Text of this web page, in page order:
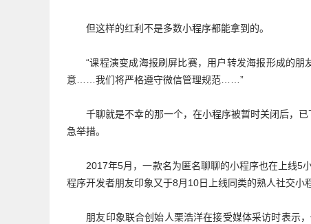
但这样的红利不是多数小程序都能拿到的。
“课程演变成海报刷屏比赛，用户转发海报形成的
意……我们将严格遵守微信管理规范……”
千聊就是不幸的那一个，在小程序被暂时关闭后，
急举措。
2017年5月，一款名为匿名聊聊的小程序也在上线5
程序开发者朋友印象又于8月10日上线同类的熟人社交小
朋友印象联合创始人栗浩洋在接受媒体采访时表示